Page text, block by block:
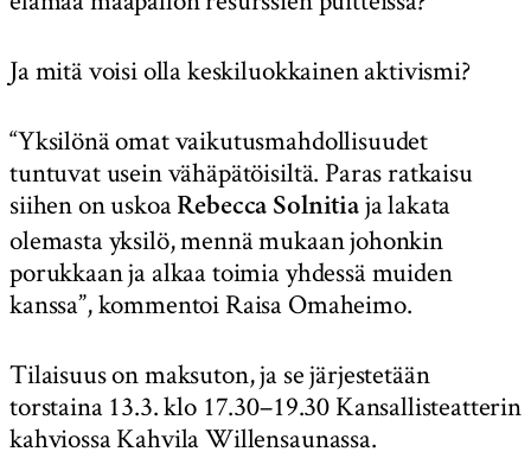
Ja mitä voisi olla keskiluokkainen aktivismi?
“Yksilönä omat vaikutusmahdollisuudet
tuntuvat usein vähäpätöisiltä. Paras ratkaisu
siihen on uskoa Rebecca Solnitiaja lakata
olemasta yksilö, mennä mukaan johonkin
porukkaan ja alkaa toimia yhdessä muiden
kanssa”, kommentoi Raisa Omaheimo.
Tilaisuus on maksuton, ja se järjestetään
torstaina 13.3. klo 17.30–19.30 Kansallisteatterin
kahviossa Kahvila Willensaunassa.